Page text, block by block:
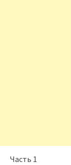
Часть 1